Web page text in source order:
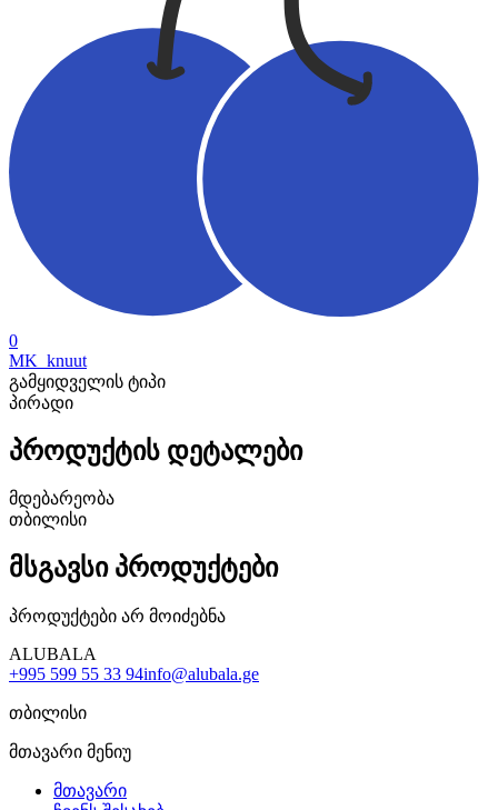
0
MK_knuut
გამყიდველის ტიპი
პირადი
პროდუქტის დეტალები
მდებარეობა
თბილისი
მსგავსი პროდუქტები
პროდუქტები არ მოიძებნა
ALUBALA
+995 599 55 33 94info@alubala.ge
თბილისი
მთავარი მენიუ
მთავარი